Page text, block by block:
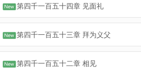
第四千一百五十四章 见面礼
第四千一百五十三章 拜为义父
第四千一百五十二章 相见